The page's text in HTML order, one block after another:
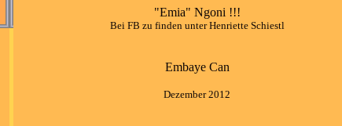
"Emia" Ngoni !!!
Bei FB zu finden unter Henriette Schiestl
Embaye Can
Dezember 2012